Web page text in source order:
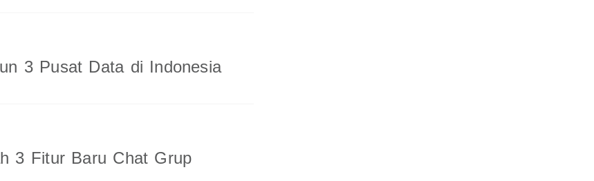
3 Pusat Data di Indonesia
3 Fitur Baru Chat Grup